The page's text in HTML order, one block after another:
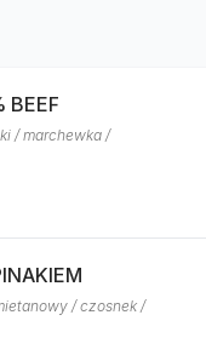
BEEF
/ marchewka /
/ czosnek /